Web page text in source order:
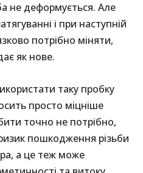
не деформується. Але
і при наступній
потрібно міняти,
як нове.
таку пробку
просто міцніше
точно не потрібно,
пошкодження різьби
а це теж може